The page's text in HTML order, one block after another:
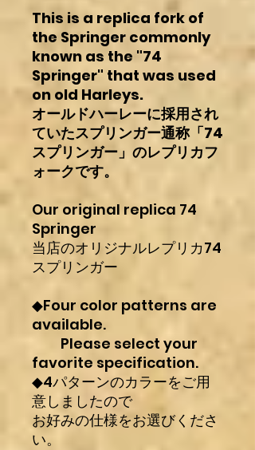
This is a replica fork of
the Springer commonly
known as the "74
Springer" that was used
on old Harleys.
オールドハーレーに採用され
ていたスプリンガー通称「74
スプリンガー」のレプリカフ
ォークです。
Our original replica 74
Springer
当店のオリジナルレプリカ74
スプリンガー
◆Four color patterns are
available.
Please select your
favorite specification.
◆4パターンのカラーをご用
意しましたので
お好みの仕様をお選びくださ
い。